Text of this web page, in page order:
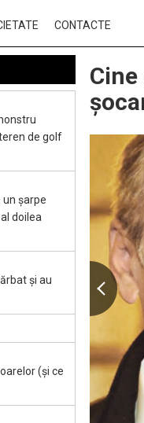
CONTACTE
de golf
un șarpe
doilea
și au
(și ce